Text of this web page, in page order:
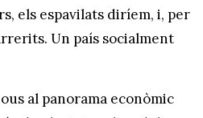
els espavilats diríem, i, per
Un país socialment
al panorama econòmic